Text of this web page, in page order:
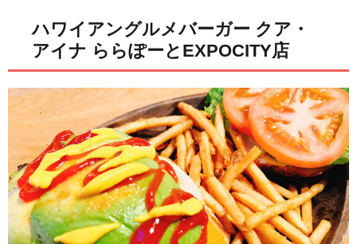
ハワイアングルメバーガー クア・
アイナ ららぽーとEXPOCITY店